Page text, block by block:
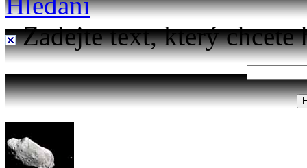
Zadejte text, který chcete